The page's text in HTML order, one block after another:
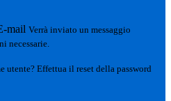
mail Verrà inviato un messaggio
necessarie.
utente? Effettua il reset della password